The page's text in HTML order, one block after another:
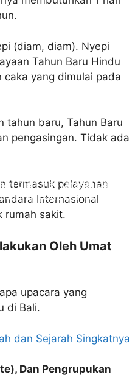
(diam, diam). Nyepi
Tahun Baru Hindu
caka yang dimulai pada
tahun baru, Tahun Baru
pengasingan. Tidak ada
termasuk pelayanan
Internasional
rumah sakit.
oleh masyarakat Bali,
pada perhitungan
Hindu.
Oleh Umat
upacara yang
di Bali.
dan Sejarah Singkatnya
Dan Pengrupukan